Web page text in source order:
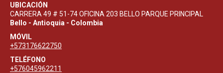
UBICACIÓN
CARRERA 49 # 51-74 OFICINA 203 BELLO PARQUE PRINCIPAL
Bello - Antioquia - Colombia
MÓVIL
+573176622750
TELÉFONO
+576045962211